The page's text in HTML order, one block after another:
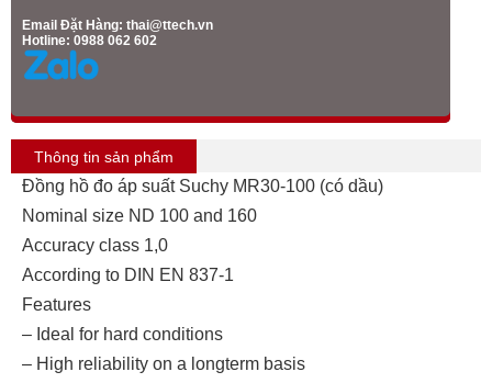
Email Đặt Hàng: thai@ttech.vn
Hotline: 0988 062 602
Thông tin sản phẩm
Đồng hồ đo áp suất Suchy MR30-100 (có dầu)
Nominal size ND 100 and 160
Accuracy class 1,0
According to DIN EN 837-1
Features
– Ideal for hard conditions
– High reliability on a longterm basis